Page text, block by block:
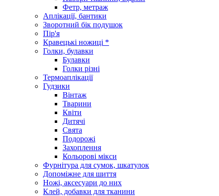
Фетр, метраж
Аплікації, бантики
Зворотний бік подушок
Пір'я
Кравецькі ножиці *
Голки, булавки
Булавки
Голки різні
Термоаплікації
Гудзики
Вінтаж
Тварини
Квіти
Дитячі
Свята
Подорожі
Захоплення
Кольорові мікси
Фурнітура для сумок, шкатулок
Допоміжне для шиття
Ножі, аксесуари до них
Клей, добавки для тканини